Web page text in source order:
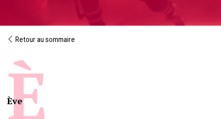
Retour au sommaire
Ève